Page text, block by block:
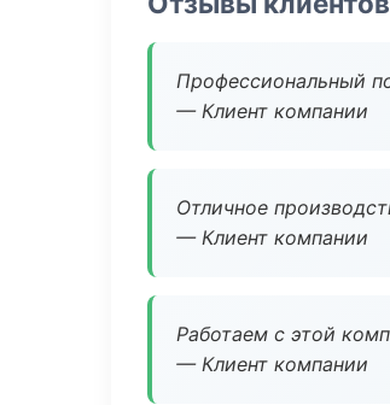
Профессиональный
— Клиент компании
Отличное
— Клиент компании
Работаем с этой
— Клиент компании